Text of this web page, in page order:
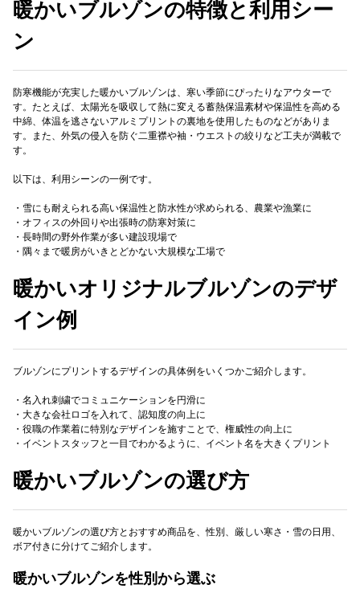
暖かいブルゾンの特徴と利用シー
ン
防寒機能が充実した暖かいブルゾンは、寒い季節にぴったりなアウターで
す。たとえば、太陽光を吸収して熱に変える蓄熱保温素材や保温性を高める
中綿、体温を逃さないアルミプリントの裏地を使用したものなどがありま
す。また、外気の侵入を防ぐ二重襟や袖・ウエストの絞りなど工夫が満載で
す。
以下は、利用シーンの一例です。
・雪にも耐えられる高い保温性と防水性が求められる、農業や漁業に
・オフィスの外回りや出張時の防寒対策に
・長時間の野外作業が多い建設現場で
・隅々まで暖房がいきとどかない大規模な工場で
暖かいオリジナルブルゾンのデザ
イン例
ブルゾンにプリントするデザインの具体例をいくつかご紹介します。
・名入れ刺繍でコミュニケーションを円滑に
・大きな会社ロゴを入れて、認知度の向上に
・役職の作業着に特別なデザインを施すことで、権威性の向上に
・イベントスタッフと一目でわかるように、イベント名を大きくプリント
暖かいブルゾンの選び方
暖かいブルゾンの選び方とおすすめ商品を、性別、厳しい寒さ・雪の日用、
ボア付きに分けてご紹介します。
暖かいブルゾンを性別から選ぶ